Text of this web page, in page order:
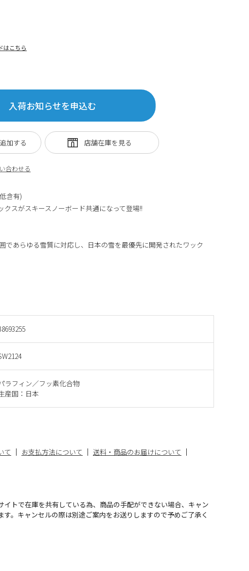
ラフィン／フッ素化合物
産国：日本
はこちら
入荷お知らせを申込む
合わせる
加する
含有)
スがスキースノーボード共通になって登場!!
であらゆる雪質に対応し、日本の雪を最優先に開発されたワック
て お支払方法について
送料・商品のお届けについて
トで在庫を共有している為、商品の手配ができない場合、キャン
す。キャンセルの際は別途ご案内をお送りしますので予めご了承く